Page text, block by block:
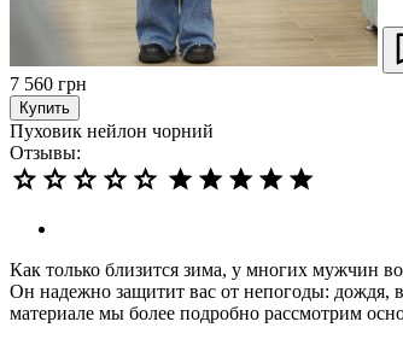
7 560 грн
Купить
Пуховик нейлон чорний
Отзывы:
Как только близится зима, у многих мужчин
Он надежно защитит вас от непогоды: дождя,
материале мы более подробно рассмотрим